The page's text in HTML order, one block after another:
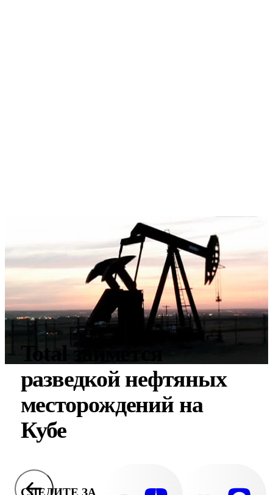
Total займется
разведкой нефтяных
месторождений на
Кубе
СЛЕДИТЕ ЗА